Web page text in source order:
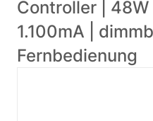
Controller | 48W
1.100mA |
Fernbedienung